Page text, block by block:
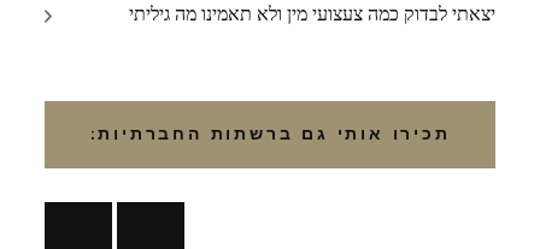
יצאתי לבדוק כמה צעצועי מין ולא תאמינו מה גיליתי
תכירו אותי גם ברשתות החברתיות: